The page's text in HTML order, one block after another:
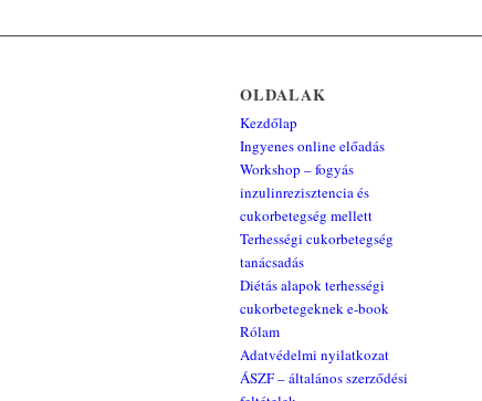
OLDALAK
Kezdőlap
Ingyenes online előadás
Workshop – fogyás
inzulinrezisztencia és
cukorbetegség mellett
Terhességi cukorbetegség
tanácsadás
Diétás alapok terhességi
cukorbetegeknek e-book
Rólam
Adatvédelmi nyilatkozat
ÁSZF – általános szerződési